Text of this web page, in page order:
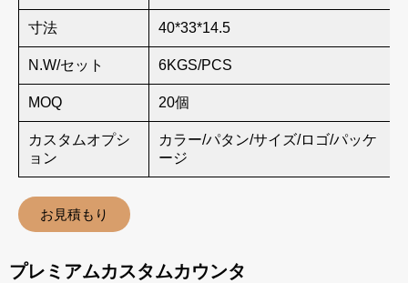
寸法 40*33*14.5
N.W/セット 6KGS/PCS
MOQ 20個
カスタムオプシ
ョン
カラー/パタン/サイズ/ロゴ/パッケ
ージ
お見積もり
プレミアムカスタムカウンタ